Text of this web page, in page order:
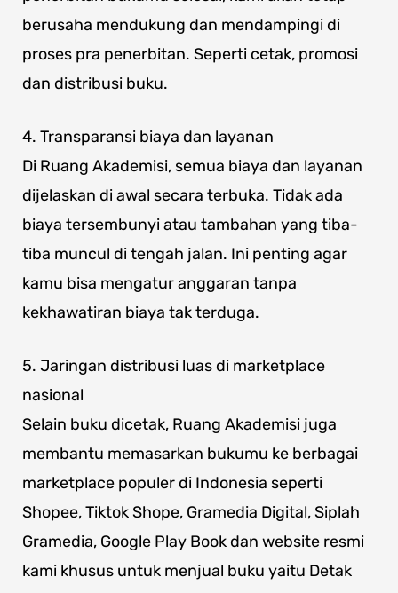
berusaha mendukung dan mendampingi di
proses pra penerbitan. Seperti cetak, promosi
dan distribusi buku.
4. Transparansi biaya dan layanan
Di Ruang Akademisi, semua biaya dan layanan
dijelaskan di awal secara terbuka. Tidak ada
biaya tersembunyi atau tambahan yang tiba-
tiba muncul di tengah jalan. Ini penting agar
kamu bisa mengatur anggaran tanpa
kekhawatiran biaya tak terduga.
5. Jaringan distribusi luas di marketplace
nasional
Selain buku dicetak, Ruang Akademisi juga
membantu memasarkan bukumu ke berbagai
marketplace populer di Indonesia seperti
Shopee, Tiktok Shope, Gramedia Digital, Siplah
Gramedia, Google Play Book dan website resmi
kami khusus untuk menjual buku yaitu Detak